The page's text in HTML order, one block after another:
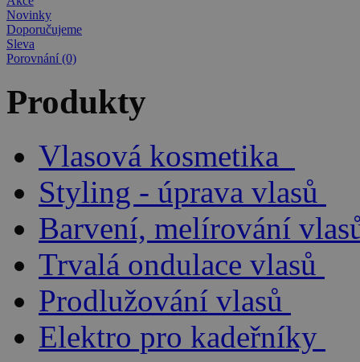
Novinky
Doporučujeme
Sleva
Porovnání (0)
Produkty
Vlasová kosmetika
Styling - úprava vlasů
Barvení, melírování
Trvalá ondulace vlasů
Prodlužování vlasů
Elektro pro kadeřníky